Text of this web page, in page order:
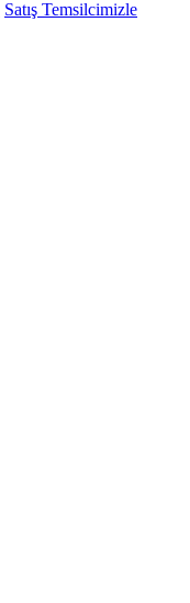
Satış Temsilcimizle